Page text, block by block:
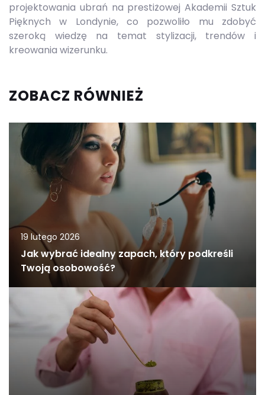
projektowania ubrań na prestiżowej Akademii Sztuk
Pięknych w Londynie, co pozwoliło mu zdobyć
szeroką wiedzę na temat stylizacji, trendów i
kreowania wizerunku.
ZOBACZ RÓWNIEŻ
19 lutego 2026
Jak wybrać idealny zapach, który podkreśli
Twoją osobowość?